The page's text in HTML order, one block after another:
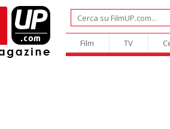
Film TV